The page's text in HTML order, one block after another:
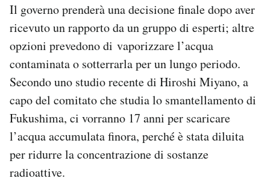
Il governo prenderà una decisione finale dopo aver
ricevuto un rapporto da un gruppo di esperti; altre
opzioni prevedono di vaporizzare l’acqua
contaminata o sotterrarla per un lungo periodo.
Secondo uno studio recente di Hiroshi Miyano, a
capo del comitato che studia lo smantellamento di
Fukushima, ci vorranno 17 anni per scaricare
l’acqua accumulata finora, perché è stata diluita
per ridurre la concentrazione di sostanze
radioattive.